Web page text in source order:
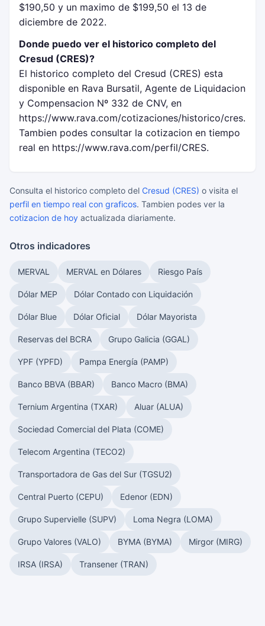
$190,50 y un maximo de $199,50 el 13 de
diciembre de 2022.
Donde puedo ver el historico completo del
Cresud (CRES)?
El historico completo del Cresud (CRES) esta
disponible en Rava Bursatil, Agente de Liquidacion
y Compensacion Nº 332 de CNV, en
https://www.rava.com/cotizaciones/historico/cres.
Tambien podes consultar la cotizacion en tiempo
real en https://www.rava.com/perfil/CRES.
Consulta el historico completo del Cresud (CRES) o visita el
perfil en tiempo real con graficos. Tambien podes ver la
cotizacion de hoy actualizada diariamente.
Otros indicadores
MERVAL MERVAL en Dólares Riesgo País
Dólar MEP Dólar Contado con Liquidación
Dólar Blue Dólar Oficial Dólar Mayorista
Reservas del BCRA Grupo Galicia (GGAL)
YPF (YPFD) Pampa Energía (PAMP)
Banco BBVA (BBAR) Banco Macro (BMA)
Ternium Argentina (TXAR) Aluar (ALUA)
Sociedad Comercial del Plata (COME)
Telecom Argentina (TECO2)
Transportadora de Gas del Sur (TGSU2)
Central Puerto (CEPU) Edenor (EDN)
Grupo Supervielle (SUPV) Loma Negra (LOMA)
Grupo Valores (VALO) BYMA (BYMA) Mirgor (MIRG)
IRSA (IRSA) Transener (TRAN)